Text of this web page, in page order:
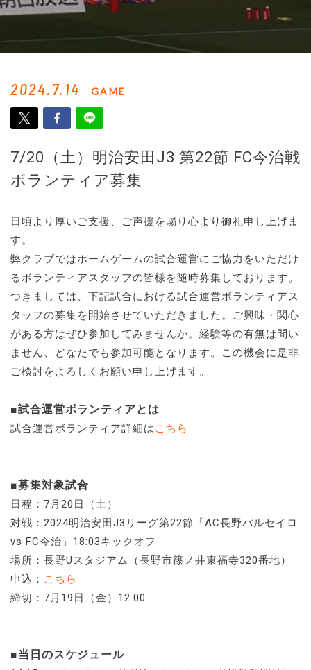
2024.7.14 GAME
7/20（土）明治安田J3 第22節 FC今治戦
ボランティア募集
日頃より厚いご支援、ご声援を賜り心より御礼申し上げま
す。
弊クラブではホームゲームの試合運営にご協力をいただけ
るボランティアスタッフの皆様を随時募集しております。
つきましては、下記試合における試合運営ボランティアス
タッフの募集を開始させていただきました。ご興味・関心
がある方はぜひ参加してみませんか。経験等の有無は問い
ません、どなたでも参加可能となります。この機会に是非
ご検討をよろしくお願い申し上げます。
■試合運営ボランティアとは
試合運営ボランティア詳細は こちら
■募集対象試合
日程：7月20日（土）
対戦：2024明治安田J3リーグ第22節「AC長野パルセイロ
vs FC今治」18:03キックオフ
場所：長野Uスタジアム（長野市篠ノ井東福寺320番地）
申込： こちら
締切：7月19日（金）12:00
■当日のスケジュール